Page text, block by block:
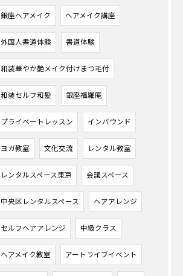
銀座ヘアメイク ヘアメイク講座
外国人書道体験 書道体験
和装華やか艶メイク付けまつ毛付
和装セルフ和髪 銀座福羅庵
プライベートレッスン インバウンド
ヨガ教室 文化交流 レンタル教室
レンタルスペース東京 会議スペース
中央区レンタルスペース ヘアアレンジ
セルフヘアアレンジ 中級クラス
ヘアメイク教室 アートライブイベント